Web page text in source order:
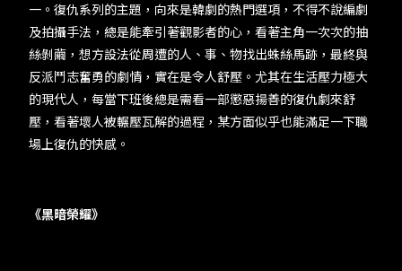
一。復仇系列的主題，向來是韓劇的熱門選項，不得不說編劇
及拍攝手法，總是能牽引著觀影者的心，看著主角一次次的抽
絲剝繭，想方設法從周遭的人、事、物找出蛛絲馬跡，最終與
反派鬥志奮勇的劇情，實在是令人舒壓。尤其在生活壓力極大
的現代人，每當下班後總是需看一部懲惡揚善的復仇劇來舒
壓，看著壞人被輾壓瓦解的過程，某方面似乎也能滿足一下職
場上復仇的快感。
《黑暗榮耀》